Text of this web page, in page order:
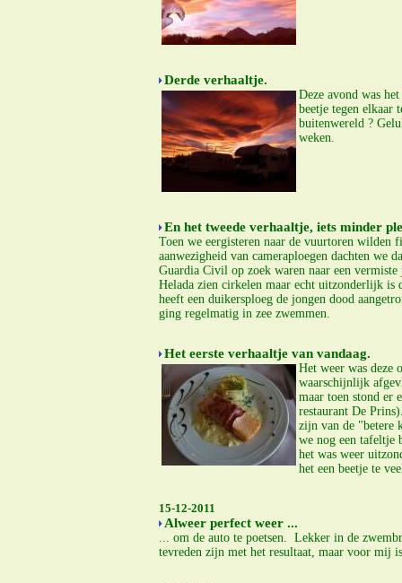
Derde verhaaltje.
Deze avond was
beetje tegen elkaar
buitenwereld ?
weken.
En het tweede verhaaltje, iets minder
Toen we eergisteren naar de vuurtoren
aanwezigheid van cameraploegen dachten we
Guardia Civil op zoek waren naar een
Helada zien cirkelen maar echt uitzonderlijk is
heeft een duikersploeg de jongen dood
ging regelmatig in zee zwemmen.
Het eerste verhaaltje van vandaag.
Het weer was deze
waarschijnlijk
maar toen stond er
restaurant De
zijn van de "betere
we nog een tafeltje
het was weer
het een beetje te
15-12-2011
Alweer perfect weer ...
... om de auto te poetsen. Lekker in de
tevreden zijn met het resultaat, maar voor mij